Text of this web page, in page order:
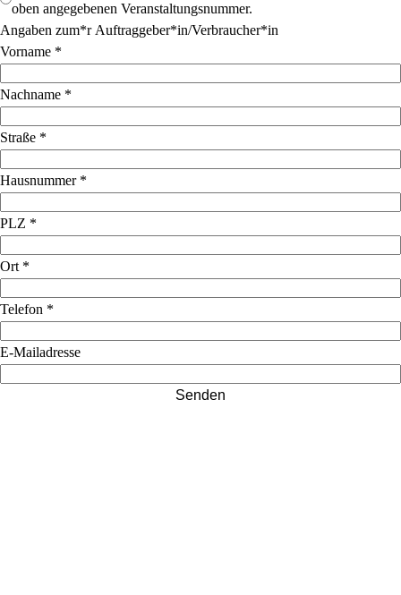
oben angegebenen Veranstaltungsnummer.
Angaben zum*r Auftraggeber*in/Verbraucher*in
Vorname *
Nachname *
Straße *
Hausnummer*
PLZ *
Ort *
Telefon *
E-Mailadresse
Senden